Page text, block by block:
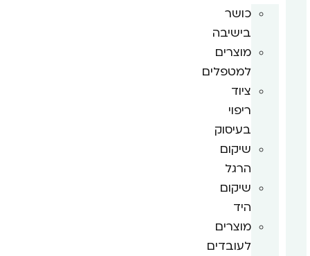
כושר
בישיבה
מוצרים
למטפלים
ציוד
ריפוי
בעיסוק
שיקום
הרגל
שיקום
היד
מוצרים
לעובדים